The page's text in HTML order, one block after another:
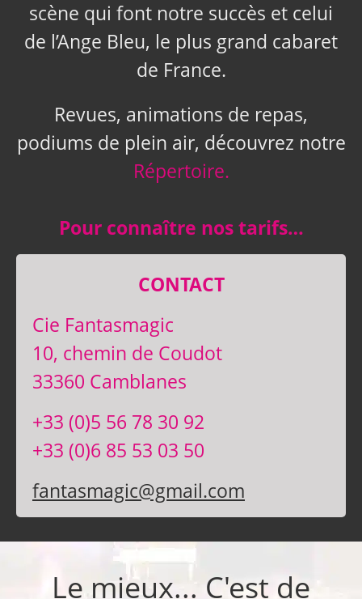
scène qui font notre succès et celui
de l’Ange Bleu, le plus grand cabaret
de France.
Revues, animations de repas,
podiums de plein air, découvrez notre
Répertoire.
Pour connaître nos tarifs…
CONTACT
Cie Fantasmagic
10, chemin de Coudot
33360 Camblanes
+33 (0)5 56 78 30 92
+33 (0)6 85 53 03 50
fantasmagic@gmail.com
Le mieux... C'est de